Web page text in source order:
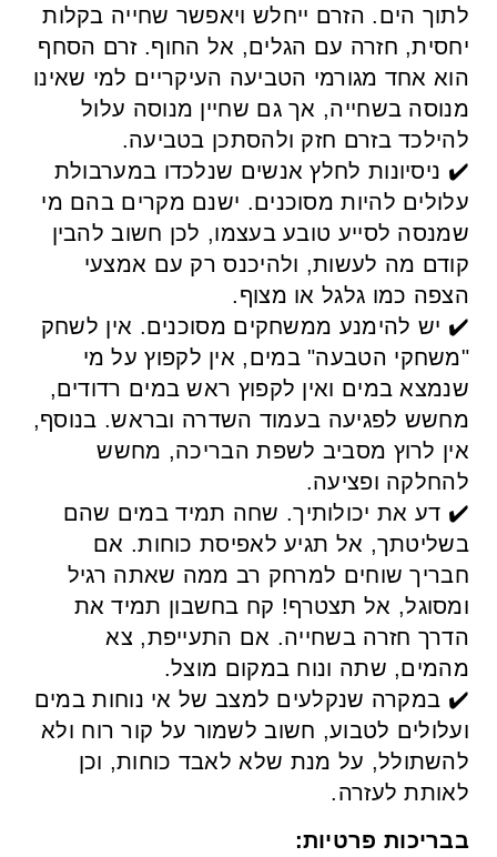
לתוך הים. הזרם ייחלש ויאפשר שחייה בקלות
יחסית, חזרה עם הגלים, אל החוף. זרם הסחף
הוא אחד מגורמי הטביעה העיקריים למי שאינו
מנוסה בשחייה, אך גם שחיין מנוסה עלול
להילכד בזרם חזק ולהסתכן בטביעה.
✔️ ניסיונות לחלץ אנשים שנלכדו במערבולת
עלולים להיות מסוכנים. ישנם מקרים בהם מי
שמנסה לסייע טובע בעצמו, לכן חשוב להבין
קודם מה לעשות, ולהיכנס רק עם אמצעי
הצפה כמו גלגל או מצוף.
✔️ יש להימנע ממשחקים מסוכנים. אין לשחק
"משחקי הטבעה" במים, אין לקפוץ על מי
שנמצא במים ואין לקפוץ ראש במים רדודים,
מחשש לפגיעה בעמוד השדרה ובראש. בנוסף,
אין לרוץ מסביב לשפת הבריכה, מחשש
להחלקה ופציעה.
✔️ דע את יכולותיך. שחה תמיד במים שהם
בשליטתך, אל תגיע לאפיסת כוחות. אם
חבריך שוחים למרחק רב ממה שאתה רגיל
ומסוגל, אל תצטרף! קח בחשבון תמיד את
הדרך חזרה בשחייה. אם התעייפת, צא
מהמים, שתה ונוח במקום מוצל.
✔️ במקרה שנקלעים למצב של אי נוחות במים
ועלולים לטבוע, חשוב לשמור על קור רוח ולא
להשתולל, על מנת שלא לאבד כוחות, וכן
לאותת לעזרה.
בבריכות פרטיות: